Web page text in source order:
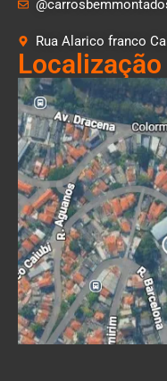
Rua Alarico franco
Localização